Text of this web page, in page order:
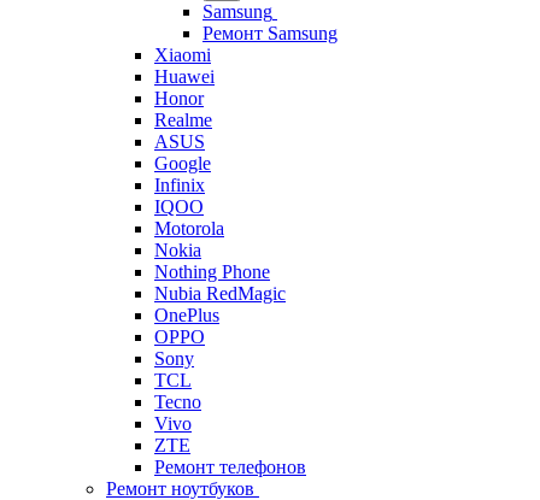
Samsung
Ремонт Samsung
Xiaomi
Huawei
Honor
Realme
ASUS
Google
Infinix
IQOO
Motorola
Nokia
Nothing Phone
Nubia RedMagic
OnePlus
OPPO
Sony
TCL
Tecno
Vivo
ZTE
Ремонт телефонов
Ремонт ноутбуков